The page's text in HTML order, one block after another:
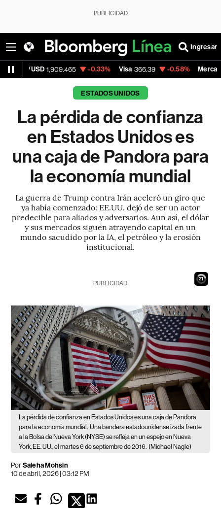
PUBLICIDAD
Ingresar
1,909.465 -0.33% Visa 366.39 -0.58% MercadoLibre
ESTADOS UNIDOS
La pérdida de confianza
en Estados Unidos es
una caja de Pandora para
la economía mundial
La guerra de Trump contra Irán aceleró un giro que
ya había comenzado: EE.UU. dejó de ser un actor
predecible para aliados y adversarios. Aun así, el dólar
y sus mercados siguen atrayendo capital en un
mundo sacudido por la IA, el petróleo y la erosión
institucional.
20
PUBLICIDAD
La pérdida de confianza en Estados Unidos es una caja de Pandora
para la economía mundial. Una bandera estadounidense izada frente
a la Bolsa de Nueva York (NYSE) se refleja en un espejo en Nueva
York, EE. UU., el martes 6 de septiembre de 2016. (Michael Nagle)
PorSaleha Mohsin
10 de abril, 2026 | 03:12 PM